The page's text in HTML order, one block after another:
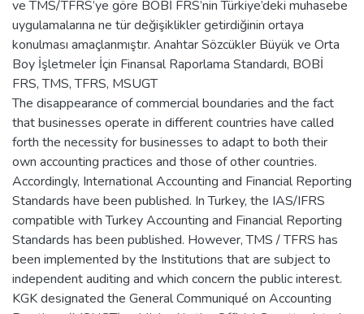
ve TMS/TFRS’ye göre BOBİ FRS’nin Türkiye’deki muhasebe
uygulamalarına ne tür değişiklikler getirdiğinin ortaya
konulması amaçlanmıştır. Anahtar Sözcükler Büyük ve Orta
Boy İşletmeler İçin Finansal Raporlama Standardı, BOBİ
FRS, TMS, TFRS, MSUGT
The disappearance of commercial boundaries and the fact
that businesses operate in different countries have called
forth the necessity for businesses to adapt to both their
own accounting practices and those of other countries.
Accordingly, International Accounting and Financial Reporting
Standards have been published. In Turkey, the IAS/IFRS
compatible with Turkey Accounting and Financial Reporting
Standards has been published. However, TMS / TFRS has
been implemented by the Institutions that are subject to
independent auditing and which concern the public interest.
KGK designated the General Communiqué on Accounting